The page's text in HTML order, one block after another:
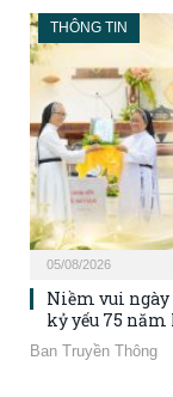
THÔNG TIN
05/08/2026
Niềm vui ngày
kỷ yếu 75
Ban Truyền Thông